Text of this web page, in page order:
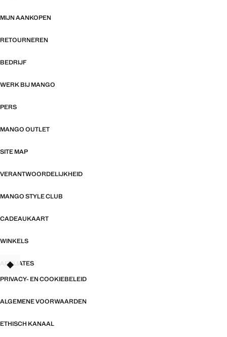
MIJN AANKOPEN
RETOURNEREN
BEDRIJF
WERK BIJ MANGO
PERS
MANGO OUTLET
SITE MAP
VERANTWOORDELIJKHEID
MANGO STYLE CLUB
CADEAUKAART
WINKELS
AFFILIATES
PRIVACY- EN COOKIEBELEID
ALGEMENE VOORWAARDEN
ETHISCH KANAAL